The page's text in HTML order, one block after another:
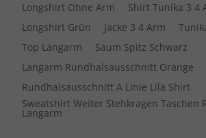
Longshirt Ohne Arm
Shirt Tunika 3 4
Longshirt Grün
Jacke 3 4 Arm
Top Langarm
Saum Spitz Schwarz
Langarm Rundhalsausschnitt Orange
Rundhalsausschnitt A Linie Lila Shirt
Sweatshirt Weiter Stehkragen Taschen
Langarm